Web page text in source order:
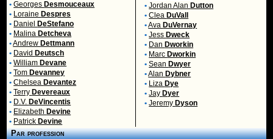
• Georges Desmouceaux
• Loraine Despres
• Daniel
DeStefano
• Malina Detcheva
•Andrew Dettmann
• David Deutsch
• William Devane
• Tom Devanney
• Chelsea Devantez
• Terry Devereaux
• D.V. DeVincentis
• Elizabeth Devine
• Patrick Devine
• Jordan Alan Dutton
• Clea DuVall
•Ava DuVernay
• Jess Dweck
• Dan Dworkin
• Marc Dworkin
• Sean Dwyer
•Alan Dybner
• Liza Dye
• Jay Dyer
• Jeremy Dyson
Par profession